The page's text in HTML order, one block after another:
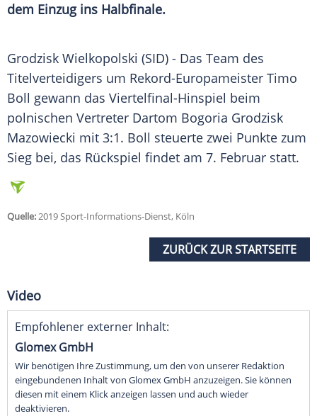
dem Einzug ins Halbfinale.
Grodzisk Wielkopolski (SID) - Das Team des
Titelverteidigers um Rekord-Europameister Timo
Boll gewann das Viertelfinal-Hinspiel beim
polnischen Vertreter Dartom Bogoria Grodzisk
Mazowiecki mit 3:1. Boll steuerte zwei Punkte zum
Sieg bei, das Rückspiel findet am 7. Februar statt.
Quelle:2019 Sport-Informations-Dienst, Köln
ZURÜCK ZUR STARTSEITE
Video
Empfohlener externer Inhalt:
Glomex GmbH
Wir benötigen Ihre Zustimmung, um den von unserer Redaktion
eingebundenen Inhalt von Glomex GmbH anzuzeigen. Sie können
diesen mit einem Klick anzeigen lassen und auch wieder
deaktivieren.